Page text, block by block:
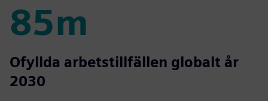
85m
85m
Ofyllda arbetstillfällen globalt år
2030